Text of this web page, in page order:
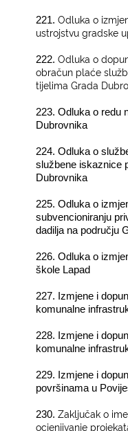
221. Odluka o
ustrojstvu gradske
222. Odluka o
obračun plaće
tijelima Grada
223. Odluka o redu
Dubrovnika
224. Odluka o
službene iskaznice
Dubrovnika
225. Odluka o
subvencioniranju
dadilja na području
226. Odluka o
škole Lapad
227. Izmjene i
komunalne
228. Izmjene i
komunalne
229. Izmjene i
površinama u
230. Zaključako
ocjenjivanje